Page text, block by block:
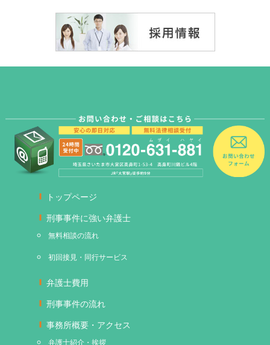
トップページ
刑事事件に強い弁護士
無料相談の流れ
初回接見・同行サービス
弁護士費用
刑事事件の流れ
事務所概要・アクセス
弁護士紹介・挨拶